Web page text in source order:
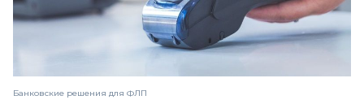
Банковские решения для ФЛП